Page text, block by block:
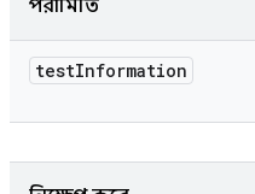
পরামিতি
testInformation